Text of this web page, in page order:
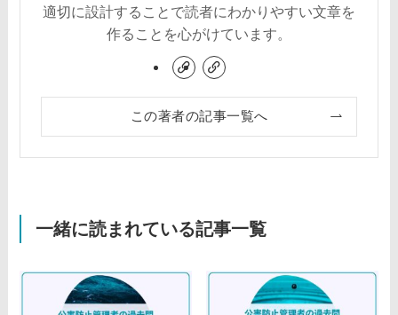
適切に設計することで読者にわかりやすい文章を
作ることを心がけています。
この著者の記事一覧へ
一緒に読まれている記事一覧